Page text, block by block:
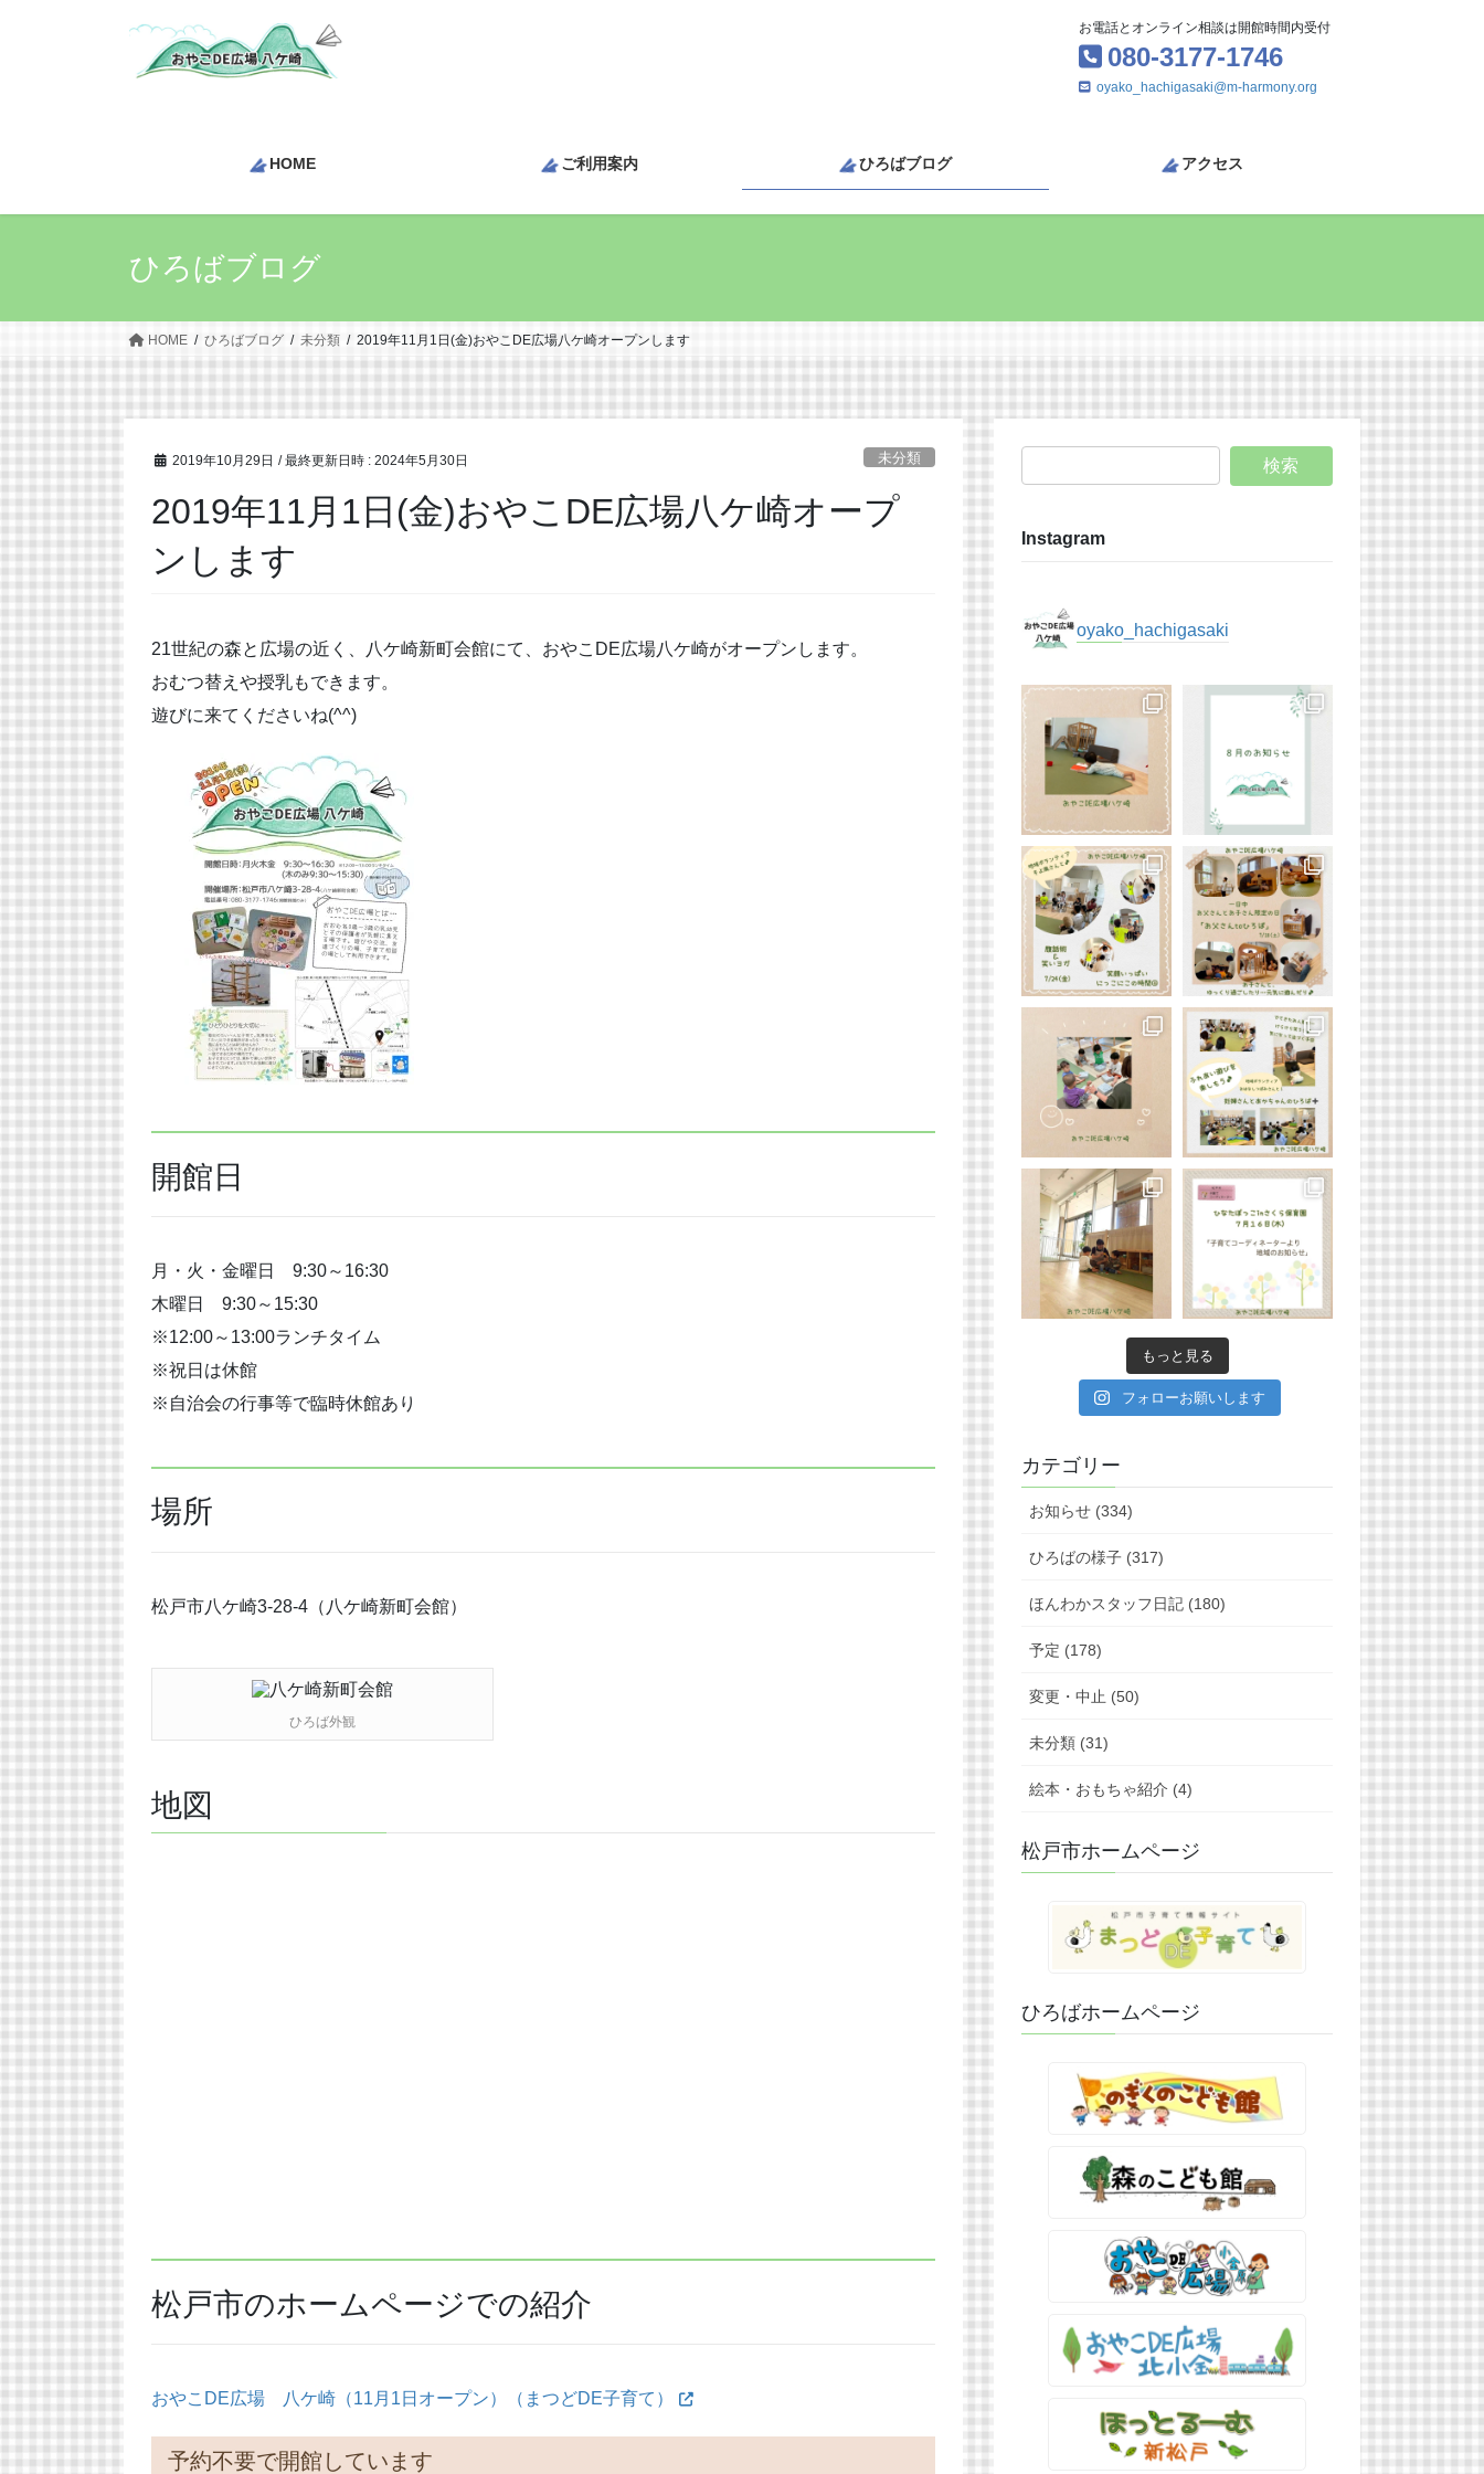
お電話とオンライン相談は開館時間内受付
080-3177-1746
oyako_hachigasaki@m-harmony.org
HOME ご利用案内 ひろばブログ アクセス
ひろばブログ
HOME ひろばブログ 未分類 2019年11月1日(金)おやこDE広場八ケ崎オープンします
2019年10月29日 / 最終更新日時 : 2024年5月30日 未分類
2019年11月1日(金)おやこDE広場八ケ崎オープ
ンします
21世紀の森と広場の近く、八ケ崎新町会館にて、おやこDE広場八ケ崎がオープンします。
おむつ替えや授乳もできます。
遊びに来てくださいね(^^)
開館日
月・火・金曜日 9:30～16:30
木曜日 9:30～15:30
※12:00～13:00ランチタイム
※祝日は休館
※自治会の行事等で臨時休館あり
場所
松戸市八ケ崎3-28-4（八ケ崎新町会館）
ひろば外観
地図
松戸市のホームページでの紹介
おやこDE広場 八ケ崎（11月1日オープン）（まつどDE子育て）
予約不要で開館しています
Instagram
oyako_hachigasaki
もっと見る
フォローお願いします
カテゴリー
お知らせ (334)
ひろばの様子 (317)
ほんわかスタッフ日記 (180)
予定 (178)
変更・中止 (50)
未分類 (31)
絵本・おもちゃ紹介 (4)
松戸市ホームページ
ひろばホームページ